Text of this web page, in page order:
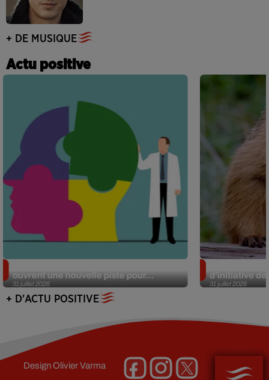
+ DE MUSIQUE
Actu positive
31 juillet 2026
ouvrent une nouvelle piste pour...
31 juillet 2026
d’initiative
+ D'ACTU POSITIVE
DesignOlivier Varma